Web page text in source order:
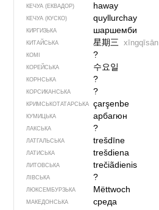
КЕЧУА (ЕКВАДОР) haway
КЕЧУА (КУСКО) quyllurchay
КИРГИЗЬКА шаршемби
КИТАЙСЬКА 星期三 xīngqīsān
КОМІ ?
КОРЕЙСЬКА 수요일
КОРНСЬКА ?
КОРСИКАНСЬКА ?
КРИМСЬКОТАТАРСЬКА çarşenbe
КУМИЦЬКА арбагюн
ЛАКСЬКА ?
ЛАТГАЛЬСЬКА trešdīne
ЛАТИСЬКА trešdiena
ЛИТОВСЬКА trečiãdienis
ЛІВСЬКА ?
ЛЮКСЕМБУРЗЬКА Mëttwoch
МАКЕДОНСЬКА среда